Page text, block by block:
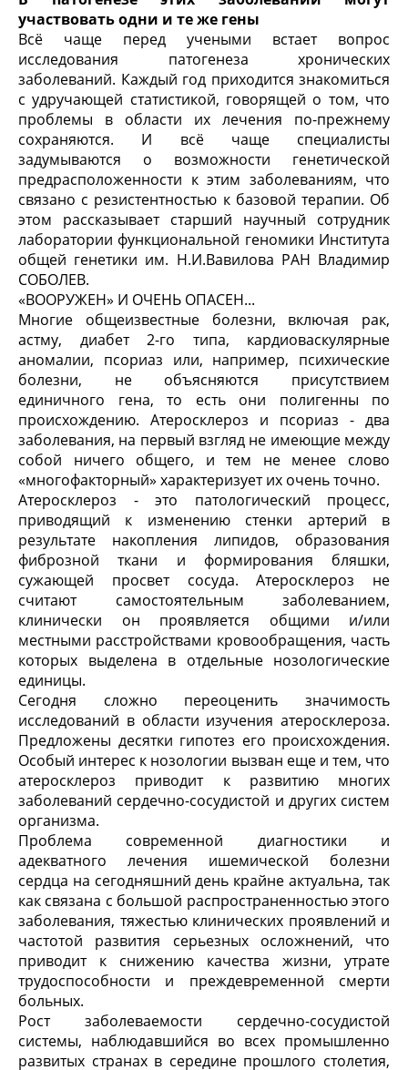
участвовать одни и те же гены
Всё чаще перед учеными встает вопрос
исследования патогенеза хронических
заболеваний. Каждый год приходится знакомиться
с удручающей статистикой, говорящей о том, что
проблемы в области их лечения по-прежнему
сохраняются. И всё чаще специалисты
задумываются о возможности генетической
предрасположенности к этим заболеваниям, что
связано с резистентностью к базовой терапии. Об
этом рассказывает старший научный сотрудник
лаборатории функциональной геномики Института
общей генетики им. Н.И.Вавилова РАН Владимир
СОБОЛЕВ.
«ВООРУЖЕН» И ОЧЕНЬ ОПАСЕН...
Многие общеизвестные болезни, включая рак,
астму, диабет 2-го типа, кардиоваскулярные
аномалии, псориаз или, например, психические
болезни, не объясняются присутствием
единичного гена, то есть они полигенны по
происхождению. Атеросклероз и псориаз - два
заболевания, на первый взгляд не имеющие между
собой ничего общего, и тем не менее слово
«многофакторный» характеризует их очень точно.
Атеросклероз - это патологический процесс,
приводящий к изменению стенки артерий в
результате накопления липидов, образования
фиброзной ткани и формирования бляшки,
сужающей просвет сосуда. Атеросклероз не
считают самостоятельным заболеванием,
клинически он проявляется общими и/или
местными расстройствами кровообращения, часть
которых выделена в отдельные нозологические
единицы.
Сегодня сложно переоценить значимость
исследований в области изучения атеросклероза.
Предложены десятки гипотез его происхождения.
Особый интерес к нозологии вызван еще и тем, что
атеросклероз приводит к развитию многих
заболеваний сердечно-сосудистой и других систем
организма.
Проблема современной диагностики и
адекватного лечения ишемической болезни
сердца на сегодняшний день крайне актуальна, так
как связана с большой распространенностью этого
заболевания, тяжестью клинических проявлений и
частотой развития серьезных осложнений, что
приводит к снижению качества жизни, утрате
трудоспособности и преждевременной смерти
больных.
Рост заболеваемости сердечно-сосудистой
системы, наблюдавшийся во всех промышленно
развитых странах в середине прошлого столетия,